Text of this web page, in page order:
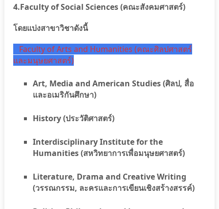
4.Faculty of Social Sciences (คณะสังคมศาสตร์)
โดยแบ่งสาขาวิชาดังนี้
Faculty of Arts and Humanities (คณะศิลปศาสตร์
และมนุษยศาสตร์)
Art, Media and American Studies (ศิลป, สื่อ
และอเมริกันศึกษา)
History (ประวัติศาสตร์)
Interdisciplinary Institute for the
Humanities (สหวิทยาการเพื่อมนุษยศาสตร์)
Literature, Drama and Creative Writing
(วรรณกรรม, ละครและการเขียนเชิงสร้างสรรค์)